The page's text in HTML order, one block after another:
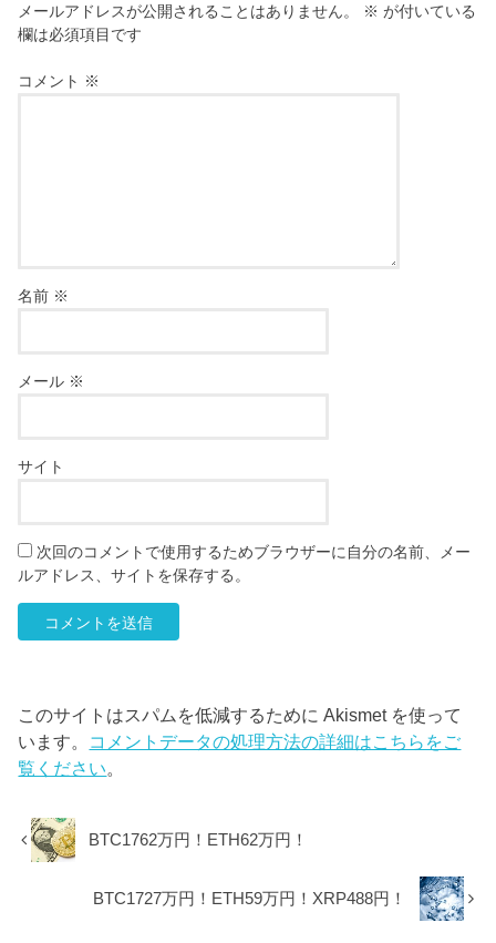
メールアドレスが公開されることはありません。 ※ が付いている
欄は必須項目です
コメント ※
名前 ※
メール ※
サイト
次回のコメントで使用するためブラウザーに自分の名前、メー
ルアドレス、サイトを保存する。
このサイトはスパムを低減するために Akismet を使って
います。 コメントデータの処理方法の詳細はこちらをご
覧ください。
BTC1762万円！ETH62万円！
BTC1727万円！ETH59万円！XRP488円！